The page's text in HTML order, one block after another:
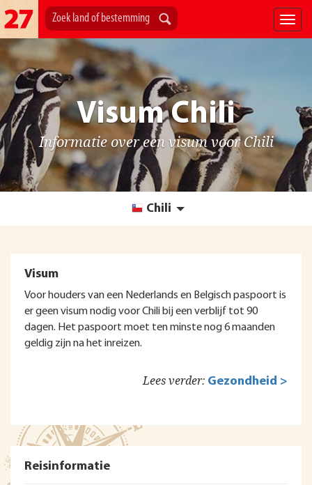
Visum Chili
Informatie over een visum voor Chili
Chili
Visum
Voor houders van een Nederlands en Belgisch paspoort is
er geen visum nodig voor Chili bij een verblijf tot 90
dagen. Het paspoort moet ten minste nog 6 maanden
geldig zijn na het inreizen.
Lees verder: Gezondheid >
Reisinformatie